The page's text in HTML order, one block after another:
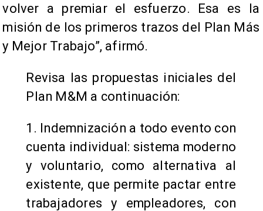
volver a premiar el esfuerzo. Esa es la
misión de los primeros trazos del Plan Más
y Mejor Trabajo”, afirmó.
Revisa las propuestas iniciales del
Plan M&M a continuación:
1. Indemnización a todo evento con
cuenta individual: sistema moderno
y voluntario, como alternativa al
existente, que permite pactar entre
trabajadores y empleadores, con